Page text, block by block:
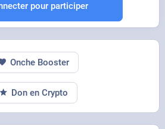
pour participer
Onche Booster
Don en Crypto